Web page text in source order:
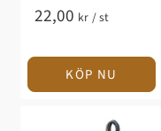
22,00 kr /st